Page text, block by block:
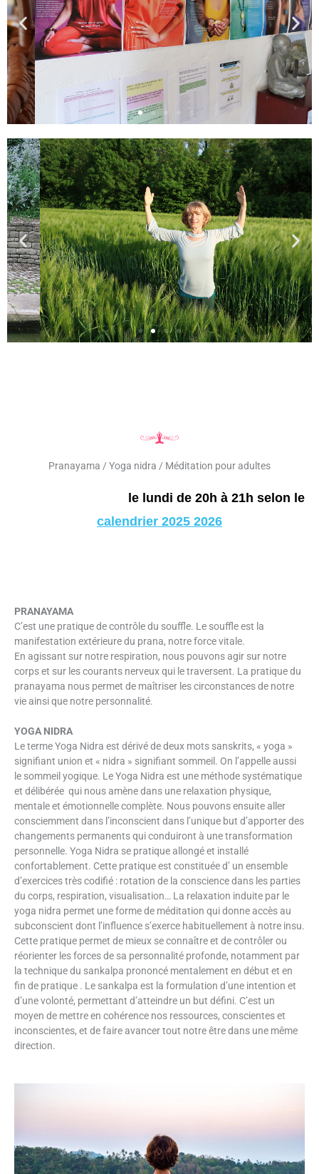
Pranayama / Yoga nidra / Méditation pour adultes
le lundi de 20h à 21h selon le
calendrier 2025 2026
PRANAYAMA
C’est une pratique de contrôle du souffle. Le souffle est la
manifestation extérieure du prana, notre force vitale.
En agissant sur notre respiration, nous pouvons agir sur notre
corps et sur les courants nerveux qui le traversent. La pratique du
pranayama nous permet de maîtriser les circonstances de notre
vie ainsi que notre personnalité.
YOGA NIDRA
Le terme Yoga Nidra est dérivé de deux mots sanskrits, « yoga »
signifiant union et « nidra » signifiant sommeil. On l’appelle aussi
le sommeil yogique. Le Yoga Nidra est une méthode systématique
et délibérée qui nous amène dans une relaxation physique,
mentale et émotionnelle complète. Nous pouvons ensuite aller
consciemment dans l’inconscient dans l’unique but d’apporter des
changements permanents qui conduiront à une transformation
personnelle. Yoga Nidra se pratique allongé et installé
confortablement. Cette pratique est constituée d’ un ensemble
d’exercices très codifié : rotation de la conscience dans les parties
du corps, respiration, visualisation… La relaxation induite par le
yoga nidra permet une forme de méditation qui donne accès au
subconscient dont l’influence s’exerce habituellement à notre insu.
Cette pratique permet de mieux se connaître et de contrôler ou
réorienter les forces de sa personnalité profonde, notamment par
la technique du sankalpa prononcé mentalement en début et en
fin de pratique . Le sankalpa est la formulation d’une intention et
d’une volonté, permettant d’atteindre un but défini. C’est un
moyen de mettre en cohérence nos ressources, conscientes et
inconscientes, et de faire avancer tout notre être dans une même
direction.